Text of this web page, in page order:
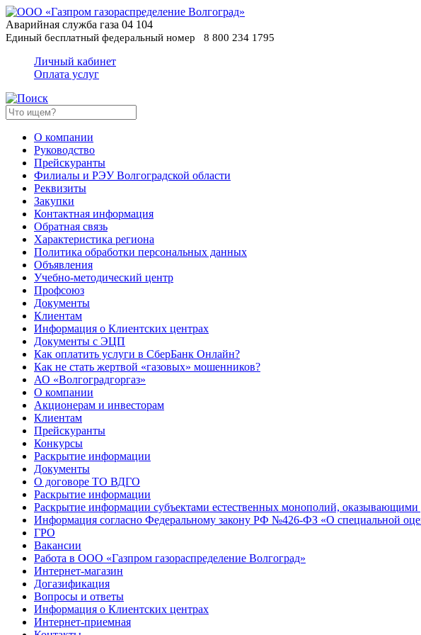
Аварийная служба газа 04 104
Единый бесплатный федеральный номер
8 800 234 1795
Личный кабинет
Оплата услуг
О компании
Руководство
Прейскуранты
Филиалы и РЭУ Волгоградской области
Реквизиты
Закупки
Контактная информация
Обратная связь
Характеристика региона
Политика обработки персональных данных
Oбъявления
Учебно-методический центр
Профсоюз
Документы
Клиентам
Информация о Клиентских центрах
Документы с ЭЦП
Как оплатить услуги в СберБанк Онлайн?
Как не стать жертвой «газовых» мошенников?
АО «Волгоградгоргаз»
О компании
Акционерам и инвесторам
Клиентам
Прейскуранты
Конкурсы
Раскрытие информации
Документы
О договоре ТО ВДГО
Раскрытие информации
Раскрытие информации субъектами естественных монополий, оказывающими
Информация согласно Федеральному закону РФ №426-ФЗ «О специальной
ГРО
Вакансии
Работа в ООО «Газпром газораспределение Волгоград»
Интернет-магазин
Догазификация
Вопросы и ответы
Информация о Клиентских центрах
Интернет-приемная